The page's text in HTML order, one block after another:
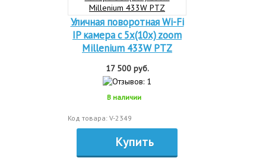
Уличная поворотная Wi-Fi
IP камера c 5x(10x) zoom
Millenium 433W PTZ
17 500 руб.
В наличии
Код товара: V-2349
Купить